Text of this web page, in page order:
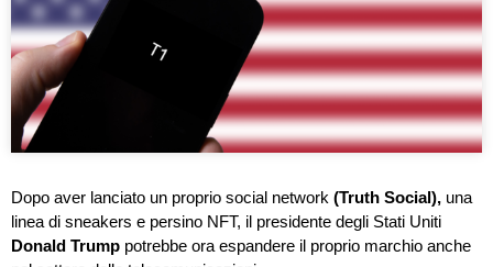
Dopo aver lanciato un proprio social network (Truth Social), una
linea di sneakers e persino NFT, il presidente degli Stati Uniti
Donald Trump potrebbe ora espandere il proprio marchio anche